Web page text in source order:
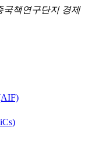
국책연구단지 경제